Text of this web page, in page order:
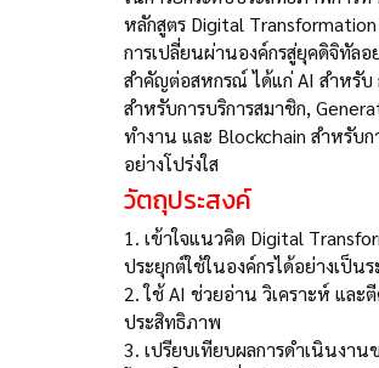
หลักสูตร Digital
การเปลี่ยนผ่านองค์กรสู่ยุคดิจิทัล
สำคัญต่อสหกรณ์ ได้แก่ AI สำหรับ
สำหรับการบริการสมาชิก,
ทำงาน และ Blockchain สำหรับก
อย่างโปร่งใส
วัตถุประสงค์
1. เข้าใจแนวคิด Digital
ประยุกต์ใช้ในองค์กรได้อย่างเป็น
2. ใช้ AI ช่วยอ่าน วิเคราะห์ และ
ประสิทธิภาพ
3. เปรียบเทียบผลการดำเนินงา